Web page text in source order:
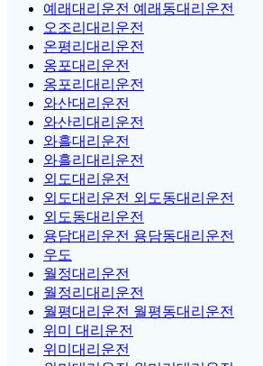
예래대리운전 예래동대리운전
오조리대리운전
온평리대리운전
옹포대리운전
옹포리대리운전
와산대리운전
와산리대리운전
와흘대리운전
와흘리대리운전
외도대리운전
외도대리운전 외도동대리운전
외도동대리운전
용담대리운전 용담동대리운전
우도
월정대리운전
월정리대리운전
월평대리운전 월평동대리운전
위미 대리운전
위미대리운전